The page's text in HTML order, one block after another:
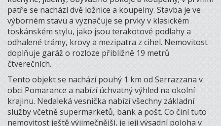
patře se nachází dvě ložnice a koupelny. Stavba je ve
výborném stavu a vyznačuje se prvky v klasickém
toskánském stylu, jako jsou terakotové podlahy a
odhalené trámy, krovy a mezipatra z cihel. Nemovitost
doplňuje garáž o rozloze přibližně 19 metrů
čtverečních.
Tento objekt se nachází pouhý 1 km od Serrazzana v
obci Pomarance a nabízí úchvatný výhled na okolní
krajinu. Nedaleká vesnička nabízí všechny základní
služby včetně supermarketů, bank a pošt. Co činí tuto
nemovitost ještě výjimečnější, je její výsadní poloha v